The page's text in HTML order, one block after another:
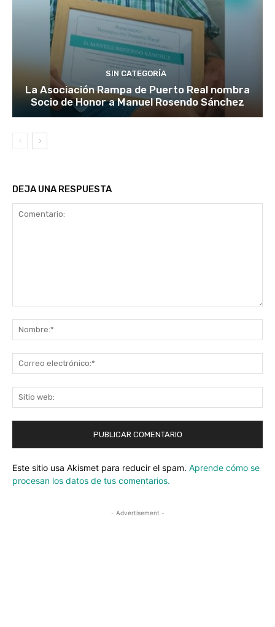
SIN CATEGORÍA
La Asociación Rampa de Puerto Real nombra
Socio de Honor a Manuel Rosendo Sánchez
DEJA UNA RESPUESTA
Este sitio usa Akismet para reducir el spam. Aprende cómo se
procesan los datos de tus comentarios.
- Advertisement -